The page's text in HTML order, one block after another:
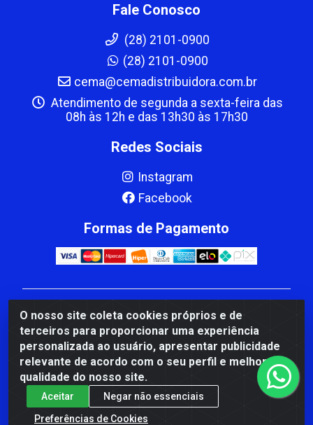
O nosso site coleta cookies próprios e de
terceiros para proporcionar uma experiência
personalizada ao usuário, apresentar publicidade
relevante de acordo com o seu perfil e melhorar a
qualidade do nosso site.
Aceitar
Negar não essenciais
Preferências de Cookies
Fale Conosco
(28) 2101-0900
(28) 2101-0900
cema@cemadistribuidora.com.br
Atendimento de segunda a sexta-feira das
08h às 12h e das 13h30 às 17h30
Redes Sociais
Instagram
Facebook
Formas de Pagamento
CBP MACEDO COMERCIO PEÇAS LTDA Matriz - av
Mauro Miranda Madureira, 1249 - Coramara , Cachoeiro
de Itapemirim/ES - CEP 29.311-310 - CNPJ
00.502.680/0001-41